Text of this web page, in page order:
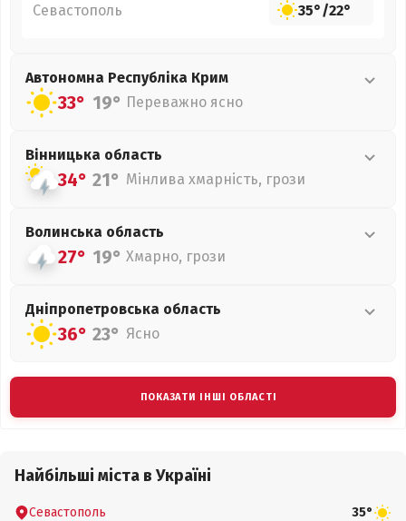
Севастополь 35°/22°
Автономна Республіка Крим
33° 19° Переважно ясно
Вінницька область
34° 21° Мінлива хмарність, грози
Волинська область
27° 19° Хмарно, грози
Дніпропетровська область
36° 23° Ясно
ПОКАЗАТИ ІНШІ ОБЛАСТІ
Найбільші міста в Україні
Севастополь 35°